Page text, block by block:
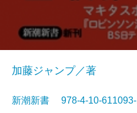
加藤ジャンプ／著
新潮新書 978-4-10-